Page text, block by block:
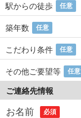
駅からの徒歩 任意
築年数 任意
こだわり条件 任意
その他ご要望等 任意
ご連絡先情報
お名前 必須